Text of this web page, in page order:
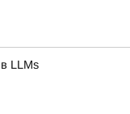
LLMs